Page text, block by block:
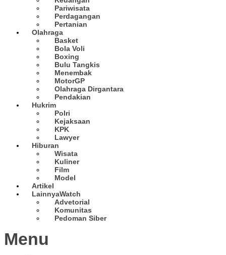
Pariwisata
Perdagangan
Pertanian
Olahraga
Basket
Bola Voli
Boxing
Bulu Tangkis
Menembak
MotorGP
Olahraga Dirgantara
Pendakian
Hukrim
Polri
Kejaksaan
KPK
Lawyer
Hiburan
Wisata
Kuliner
Film
Model
Artikel
LainnyaWatch
Advetorial
Komunitas
Pedoman Siber
Menu